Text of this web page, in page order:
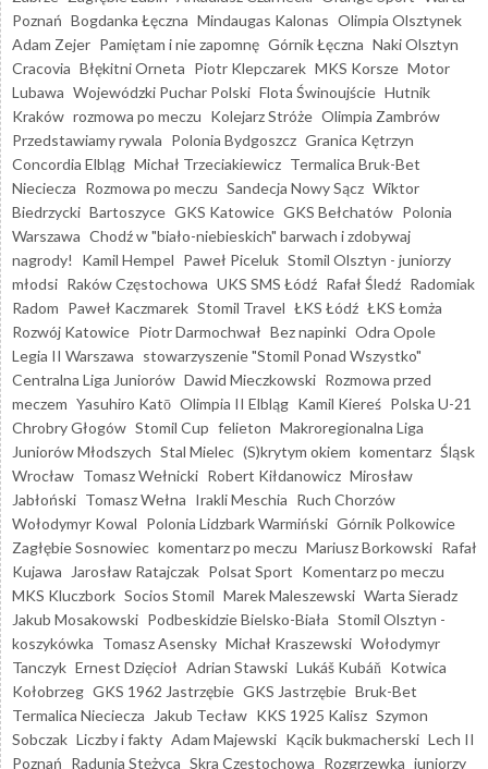
Poznań Bogdanka Łęczna Mindaugas Kalonas Olimpia Olsztynek
Adam Zejer Pamiętam i nie zapomnę Górnik Łęczna Naki Olsztyn
Cracovia Błękitni Orneta Piotr Klepczarek MKS Korsze Motor
Lubawa Wojewódzki Puchar Polski Flota Świnoujście Hutnik
Kraków rozmowa po meczu Kolejarz Stróże Olimpia Zambrów
Przedstawiamy rywala Polonia Bydgoszcz Granica Kętrzyn
Concordia Elbląg Michał Trzeciakiewicz Termalica Bruk-Bet
Nieciecza Rozmowa po meczu Sandecja Nowy Sącz Wiktor
Biedrzycki Bartoszyce GKS Katowice GKS Bełchatów Polonia
Warszawa Chodź w "biało-niebieskich" barwach i zdobywaj
nagrody!
Kamil Hempel Paweł Piceluk Stomil Olsztyn - juniorzy
młodsi Raków Częstochowa UKS SMS Łódź Rafał Śledź Radomiak
Radom Paweł Kaczmarek Stomil Travel ŁKS Łódź ŁKS Łomża
Rozwój Katowice Piotr Darmochwał Bez napinki Odra Opole
Legia II Warszawa stowarzyszenie "Stomil Ponad Wszystko"
Centralna Liga Juniorów Dawid Mieczkowski Rozmowa przed
meczem Yasuhiro Katō Olimpia II Elbląg Kamil Kiereś Polska U-21
Chrobry Głogów Stomil Cup felieton Makroregionalna Liga
Juniorów Młodszych Stal Mielec (S)krytym okiem komentarz Śląsk
Wrocław Tomasz Wełnicki Robert Kiłdanowicz Mirosław
Jabłoński Tomasz Wełna Irakli Meschia Ruch Chorzów
Wołodymyr Kowal Polonia Lidzbark Warmiński Górnik Polkowice
Zagłębie Sosnowiec komentarz po meczu Mariusz Borkowski Rafał
Kujawa
Jarosław Ratajczak Polsat Sport Komentarz po meczu
MKS Kluczbork Socios Stomil Marek Maleszewski Warta Sieradz
Jakub Mosakowski Podbeskidzie Bielsko-Biała Stomil Olsztyn -
koszykówka Tomasz Asensky Michał Kraszewski Wołodymyr
Tanczyk Ernest Dzięcioł Adrian Stawski Lukáš Kubáň Kotwica
Kołobrzeg GKS 1962 Jastrzębie GKS Jastrzębie Bruk-Bet
Termalica Nieciecza
Jakub Tecław KKS 1925 Kalisz Szymon
Sobczak Liczby i fakty Adam Majewski Kącik bukmacherski Lech II
Poznań Radunia Stężyca Skra Częstochowa Rozgrzewka juniorzy